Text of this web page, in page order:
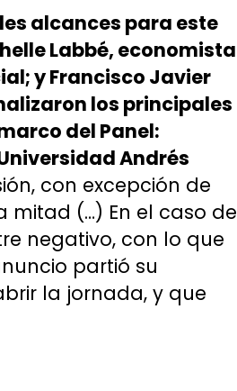
alcances para este
Labbé, economista
y Francisco Javier
los principales
del Panel:
Andrés
con excepción de
mitad (…) En el caso de
negativo, con lo que
partió su
la jornada, y que